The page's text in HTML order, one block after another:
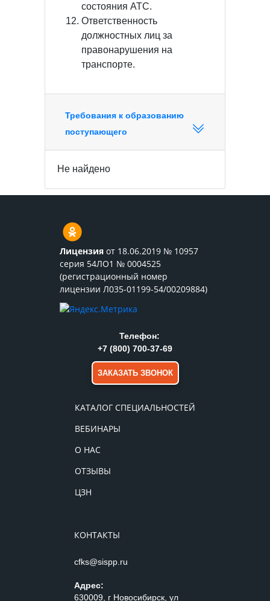
состояния АТС.
Ответственность
должностных лиц за
правонарушения на
транспорте.
Требования к образованию
поступающего
Не найдено
Лицензия от 18.06.2019 № 10957
серия 54ЛО1 № 0004525
(регистрационный номер
лицензии Л035-01199-54/00209884)
КАТАЛОГ СПЕЦИАЛЬНОСТЕЙ
ВЕБИНАРЫ
О НАС
ОТЗЫВЫ
ЦЗН
КОНТАКТЫ
cfks@sispp.ru
Адрес:
630009, г Новосибирск, ул
Телефон:
+7 (800) 700-37-69
ЗАКАЗАТЬ ЗВОНОК